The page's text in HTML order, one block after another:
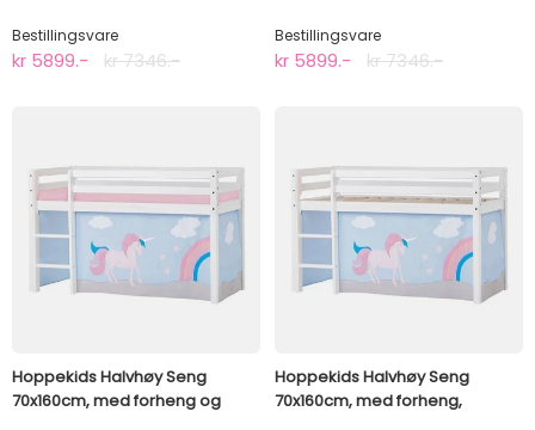
Bestillingsvare
kr 5899.- kr 7346.-
Bestillingsvare
kr 5899.- kr 7346.-
Hoppekids Halvhøy Seng
70x160cm, med forheng og
Hoppekids Halvhøy Seng
70x160cm, med forheng,